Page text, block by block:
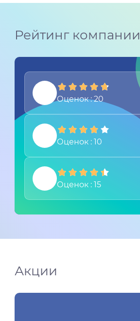
Рейтинг компании
Оценок : 20
Оценок : 10
Оценок : 15
Акции